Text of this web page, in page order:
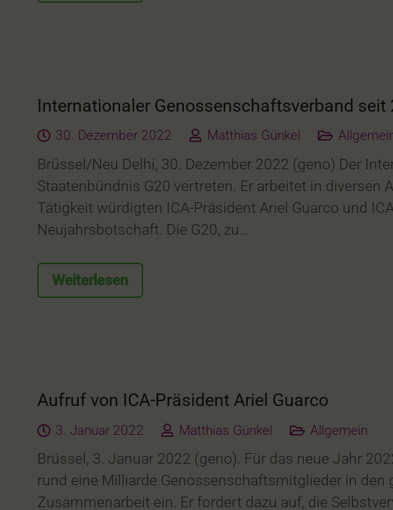
Internationaler Genossenschaftsverband seit
30. Dezember 2022 Matthias Günkel
Brüssel/Neu Delhi, 30. Dezember 2022 (geno) Der
Staatenbündnis G20 vertreten. Er arbeitet in
Tätigkeit würdigten ICA-Präsident Ariel Guarco und
Neujahrsbotschaft. Die G20, zu…
Weiterlesen
Aufruf von ICA-Präsident Ariel Guarco
3. Januar 2022 Matthias Günkel Allgemein
Brüssel, 3. Januar 2022 (geno). Für das neue Jahr
rund eine Milliarde Genossenschaftsmitglieder in
Zusammenarbeit ein. Er fordert dazu auf, die